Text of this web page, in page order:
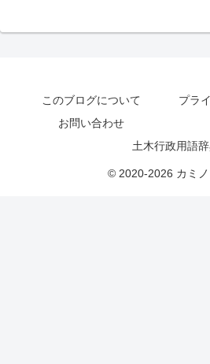
このブログについて
プラ
お問い合わせ
土木行政用語
© 2020-2026 カミ